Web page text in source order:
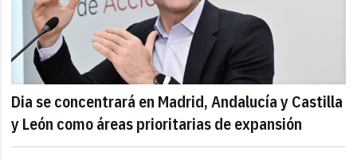
Dia se concentrará en Madrid, Andalucía y Castilla
y León como áreas prioritarias de expansión